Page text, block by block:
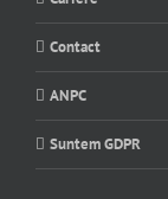
Contact
ANPC
Suntem GDPR